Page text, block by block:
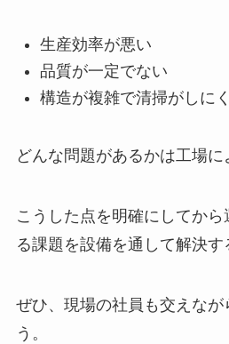
生産効率が悪い
品質が一定でない
構造が複雑で清掃がしに
どんな問題があるかは工場に
こうした点を明確にしてから
る課題を設備を通して解決す
ぜひ、現場の社員も交えなが
う。